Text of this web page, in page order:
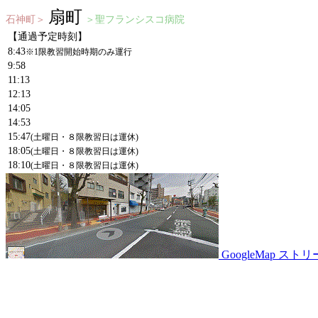
石神町＞ 扇町 ＞聖フランシスコ病院
【通過予定時刻】
8:43※1限教習開始時期のみ運行
9:58
11:13
12:13
14:05
14:53
15:47(土曜日・８限教習日は運休)
18:05(土曜日・８限教習日は運休)
18:10(土曜日・８限教習日は運休)
GoogleMap ストリ